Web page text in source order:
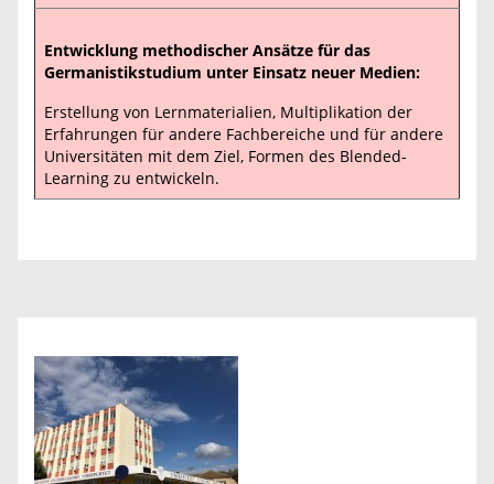
Entwicklung methodischer Ansätze für das
Germanistikstudium unter Einsatz neuer Medien:
Erstellung von Lernmaterialien, Multiplikation der
Erfahrungen für andere Fachbereiche und für andere
Universitäten mit dem Ziel, Formen des Blended-
Learning zu entwickeln.